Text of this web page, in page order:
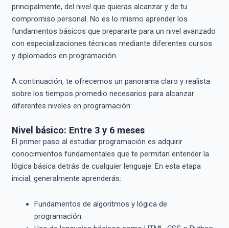
principalmente, del nivel que quieras alcanzar y de tu
compromiso personal. No es lo mismo aprender los
fundamentos básicos que prepararte para un nivel avanzado
con especializaciones técnicas mediante diferentes cursos
y diplomados en programación.
A continuación, te ofrecemos un panorama claro y realista
sobre los tiempos promedio necesarios para alcanzar
diferentes niveles en programación:
Nivel básico: Entre 3 y 6 meses
El primer paso al estudiar programación es adquirir
conocimientos fundamentales que te permitan entender la
lógica básica detrás de cualquier lenguaje. En esta etapa
inicial, generalmente aprenderás:
Fundamentos de algoritmos y lógica de
programación.